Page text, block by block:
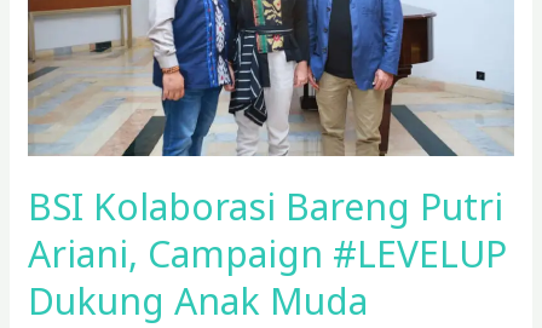
BSI Kolaborasi Bareng Putri
Ariani, Campaign #LEVELUP
Dukung Anak Muda
#LEVELUP
Dukung
Anak
Muda